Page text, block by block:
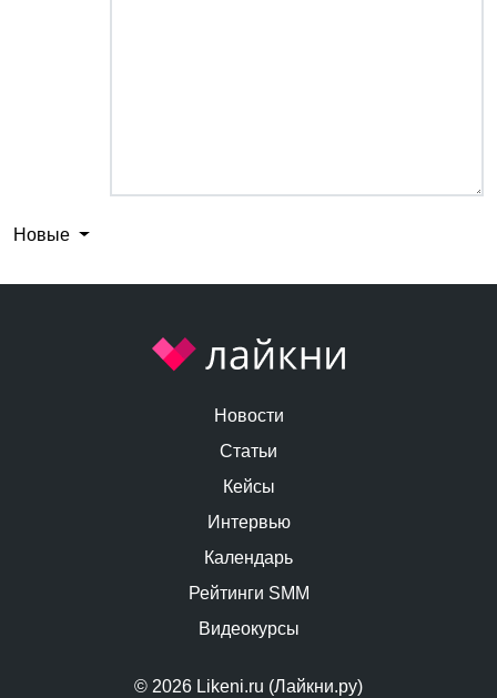
Новые
© 2026 Likeni.ru (Лайкни.ру)
Новости
Статьи
Кейсы
Интервью
Календарь
Рейтинги SMM
Видеокурсы